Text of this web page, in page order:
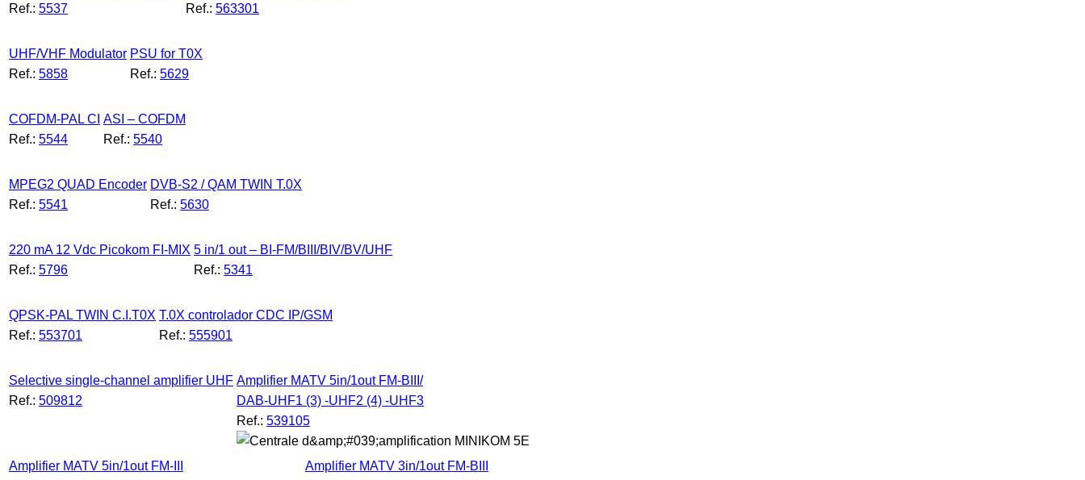
Ref.: 5537
Ref.: 563301
UHF/VHF Modulator
Ref.: 5858
PSU for T0X
Ref.: 5629
COFDM-PAL CI
Ref.: 5544
ASI – COFDM
Ref.: 5540
MPEG2 QUAD Encoder
Ref.: 5541
DVB-S2 / QAM TWIN T.0X
Ref.: 5630
220 mA 12 Vdc Picokom FI-MIX
Ref.: 5796
5 in/1 out – BI-FM/BIII/BIV/BV/UHF
Ref.: 5341
QPSK-PAL TWIN C.I.T0X
Ref.: 553701
T.0X controlador CDC IP/GSM
Ref.: 555901
Selective single-channel amplifier UHF
Ref.: 509812
Amplifier MATV 5in/1out FM-BIII/
DAB-UHF1 (3) -UHF2 (4) -UHF3
Ref.: 539105
Amplifier MATV 5in/1out FM-III
Amplifier MATV 3in/1out FM-BIII